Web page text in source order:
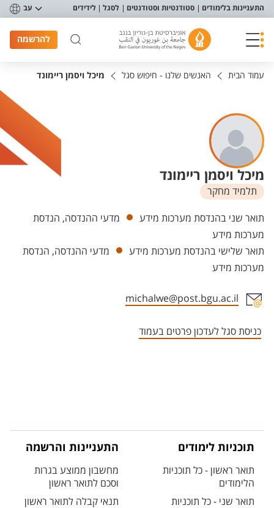
תפריט נגישות
התעניינות בלימודים סטודנטיות וסטודנטים לסגל לידידים עב
להרשמה
עמוד הבית האנשים שלנו - חיפוש סגל מיכל ויסמן ריימונד
מיכל ויסמן ריימונד
תלמיד מחקר
יחידות
תואר שני בהנדסת מערכות מידע
מדעי ההנדסה, הנדסת
מערכות מידע
תואר שלישי בהנדסת מערכות מידע
מדעי ההנדסה, הנדסת
מערכות מידע
michalwe@post.bgu.ac.il
כניסת סגל לעדכון פרטים בעמוד
תוכניות לימודים
תואר ראשון - כל תוכניות
הלימודים
תואר שני - כל תוכניות
התעניינות והרשמה
מחשבון ממוצע בגרות
וסכם לתואר ראשון
תנאי קבלה לתואר ראשון